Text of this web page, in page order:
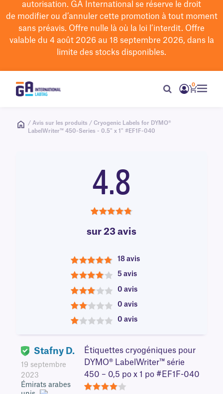
autorisation. GA International se réserve le droit
de modifierou d’annuler cette promotion à tout moment
sans préavis. Offre nulle là où la loi l’interdit. Offre
valable du 4 août 2026 au 18 septembre 2026, dans la
limite des stocks disponibles.
0
/ Avis sur les produits / Cryogenic Labels for DYMO®
LabelWriter™ 450-Series - 0.5" x 1" #EF1F-040
4.8
sur 23 avis
5
18 avis
4
5 avis
3
0 avis
2
0 avis
0 avis
Stafny D.
19 septembre
2023
Émirats arabes
Étiquettes cryogéniques pour
DYMO® LabelWriter™ série
450 – 0,5 po x 1 po #EF1F-040